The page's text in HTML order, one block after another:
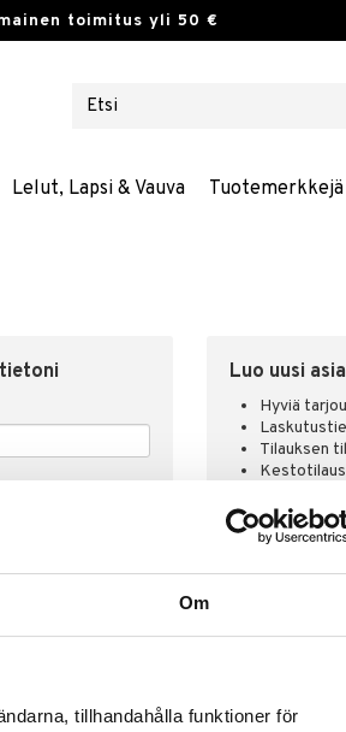
Om
tillhandahålla funktioner för
toimitus yli 50 €
Lelut, Lapsi & Vauva Tuotemerkkejä
Luo uusi
Hyviä
Tilauksen
Kestotilaus
Pidä
Arvostele
Toivelistat